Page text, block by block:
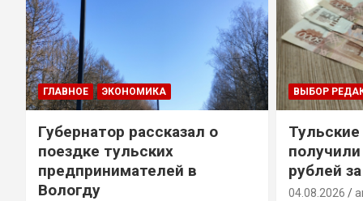
ГЛАВНОЕ ЭКОНОМИКА
Губернатор рассказал о
поездке тульских
предпринимателей в
Вологду
ВЫБОР
рублей
04.08.2026